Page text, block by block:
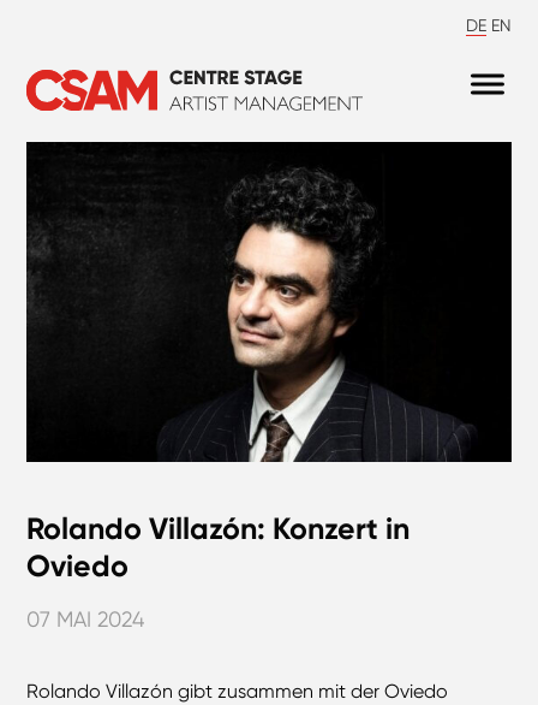
DE EN
Rolando Villazón: Konzert in
Oviedo
07 MAI 2024
Rolando Villazón gibt zusammen mit der Oviedo